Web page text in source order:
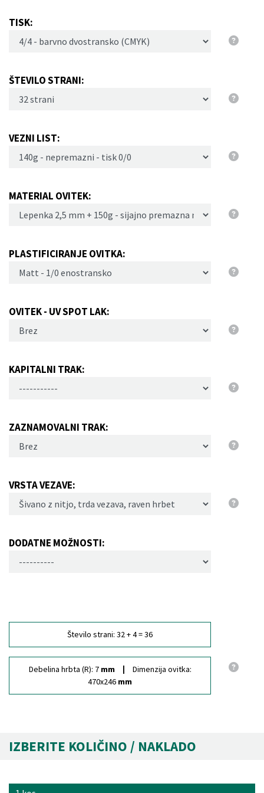
TISK:
ŠTEVILO STRANI:
VEZNI LIST:
MATERIAL OVITEK:
PLASTIFICIRANJE OVITKA:
OVITEK - UV SPOT LAK:
KAPITALNI TRAK:
ZAZNAMOVALNI TRAK:
VRSTA VEZAVE:
DODATNE MOŽNOSTI:
Število strani:32 + 4 = 36
Debelina hrbta (R): 7 mm
Dimenzija ovitka:
470x246 mm
IZBERITE KOLIČINO / NAKLADO